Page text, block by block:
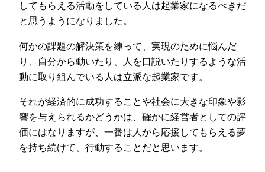
してもらえる活動をしている人は起業家になるべきだ
と思うようになりました。
何かの課題の解決策を練って、実現のために悩んだ
り、自分から動いたり、人を口説いたりするような活
動に取り組んでいる人は立派な起業家です。
それが経済的に成功することや社会に大きな印象や影
響を与えられるかどうかは、確かに経営者としての評
価にはなりますが、一番は人から応援してもらえる夢
を持ち続けて、行動することだと思います。